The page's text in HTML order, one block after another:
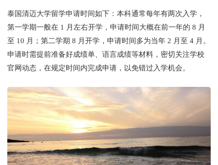
泰国清迈大学留学申请时间如下：本科通常每年有两次入学，
第一学期一般在 1 月左右开学，申请时间大概在前一年的 8 月
至 10 月；第二学期 8 月开学，申请时间多为当年 2 月至 4 月。
申请时需提前准备好成绩单、语言成绩等材料，密切关注学校
官网动态，在规定时间内完成申请，以免错过入学机会。